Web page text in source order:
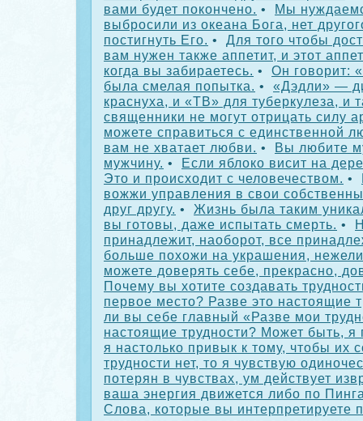
вами будет покончено. • Мы
выбросили из океана Бога, нет
постигнуть Его. • Для того чтобы
вам нужен также аппетит, и этот
когда вы забираетесь. • Он говорит:
была смелая попытка. • «Дэдли» —
краснуха, и «ТВ» для туберкулеза, и
священники не могут отрицать силу
можете справиться с единственной
вам не хватает любви. • Вы любите
мужчину. • Если яблоко висит на
Это и происходит с человечеством. •
вожжи управления в свои
друг другу. • Жизнь была таким
вы готовы, даже испытать смерть. •
принадлежит, наоборот, все
больше похожи на украшения,
можете доверять себе, прекрасно,
Почему вы хотите создавать
первое место? Разве это настоящие
ли вы себе главный «Разве мои
настоящие трудности? Может быть, я
я настолько привык к тому, чтобы их
трудности нет, то я чувствую
потерян в чувствах, ум действует
ваша энергия движется либо по
Слова, которые вы интерпретируете